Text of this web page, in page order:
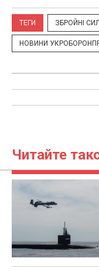
ТЕГИ ЗБРОЙНІ
НОВИНИ
Читайте